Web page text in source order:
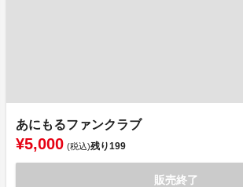
あにもるファンクラブ
¥5,000 (税込)残り199
販売終了